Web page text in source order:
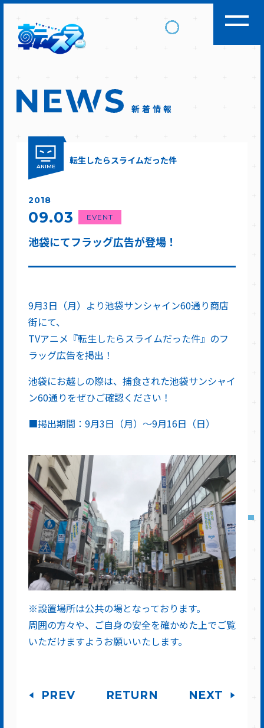
新着情報
ANIME
転生したらスライムだった件
池袋にてフラッグ広告が登場！
EVENT
2018
09.03
9月3日（月）より池袋サンシャイン60通り商店
街にて、
TVアニメ『転生したらスライムだった件』のフ
ラッグ広告を掲出！
池袋にお越しの際は、捕食された池袋サンシャイ
ン60通りをぜひご確認ください！
■掲出期間：9月3日（月）～9月16日（日）
※設置場所は公共の場となっております。
周囲の方々や、ご自身の安全を確かめた上でご覧
いただけますようお願いいたします。
PREV RETURN NEXT